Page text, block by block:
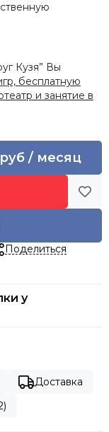
Кузя” Вы
бесплатную
и занятие в
руб / месяц
Поделиться
у
Доставка